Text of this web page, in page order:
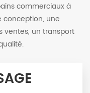
commerciaux à
une
ventes, un transport